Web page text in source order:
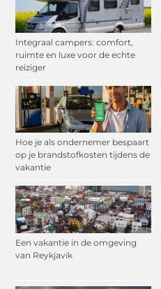
Integraal campers: comfort,
ruimte en luxe voor de echte
reiziger
Hoe je als ondernemer bespaart
op je brandstofkosten tijdens de
vakantie
Een vakantie in de omgeving
van Reykjavik